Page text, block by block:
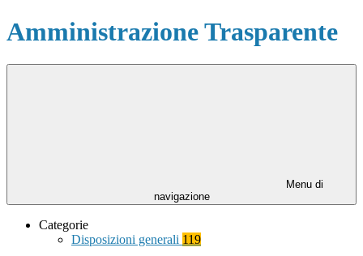
Amministrazione Trasparente
Menu di
navigazione
Categorie
Disposizioni generali 119